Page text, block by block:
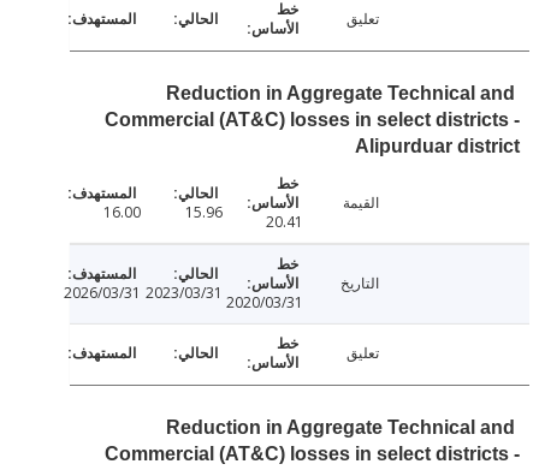
Reduction in Aggregate Technical
Commercial (AT&C) losses in select
Alipurduar
15.96
16.00
2020/03/31
2023/03/31
2026/03/31
Reduction in Aggregate Technical
Commercial (AT&C) losses in select